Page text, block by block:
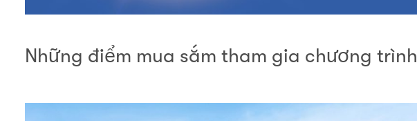
Những điểm mua sắm tham gia chương trình